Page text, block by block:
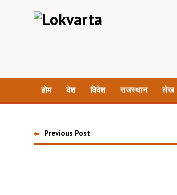
होम देश विदेश राजस्थान लेख
Previous Post